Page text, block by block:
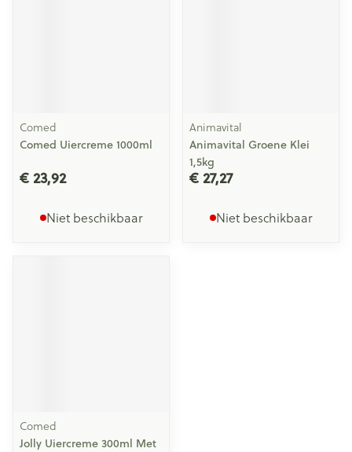
Comed
Comed Uiercreme 1000ml
€ 23,92
Niet beschikbaar
Animavital
Animavital Groene Klei
1,5kg
€ 27,27
Niet beschikbaar
Comed
Jolly Uiercreme 300ml Met